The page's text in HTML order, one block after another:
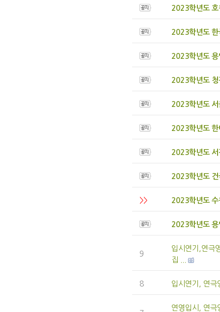
2023학년도 호
2023학년도 한
2023학년도 용
2023학년도 청
2023학년도 서
2023학년도 한
2023학년도
2023학년도 건
>> 2023학년도 수
2023학년도
9
입시연기,연극
집 ...
8 입시연기, 연
연영입시, 연